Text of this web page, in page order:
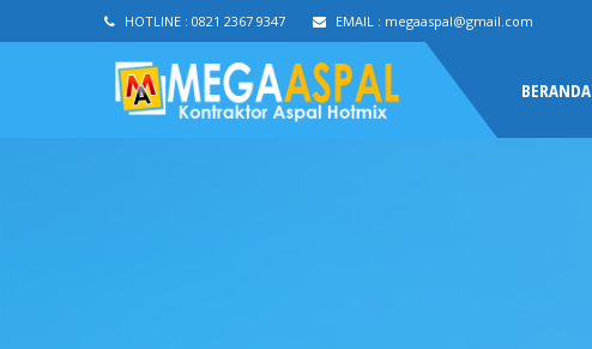
HOTLINE : 0821 2367 9347 EMAIL : megaaspal@gmail.com
BERANDA